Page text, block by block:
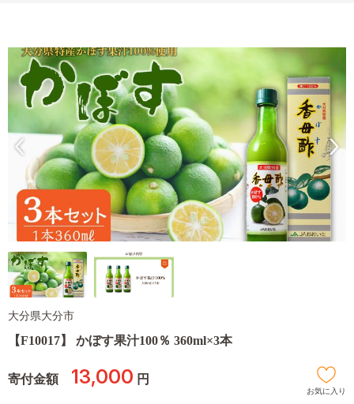
大分県大分市
【F10017】 かぼす果汁100％ 360ml×3本
寄付金額 13,000 円
お気に入り